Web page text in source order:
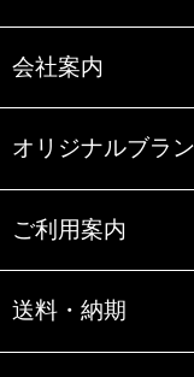
会社案内
オリジナルブラ
ご利用案内
送料・納期